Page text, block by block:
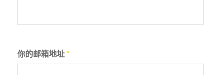
你的邮箱地址*